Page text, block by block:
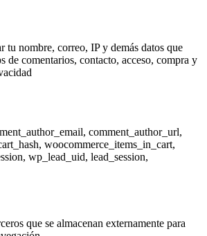
tu nombre, correo, IP y demás datos que
de comentarios, contacto, acceso, compra y
comment_author_url,
woocommerce_items_in_cart,
wp_lead_uid, lead_session,
que se almacenan externamente para